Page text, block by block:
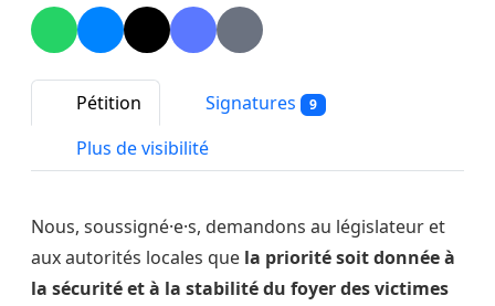
Pétition Signatures 9
Plus de visibilité
Nous, soussigné·e·s, demandons au législateur et
aux autorités locales que la priorité soit donnée à
la sécurité et à la stabilité du foyer des victimes